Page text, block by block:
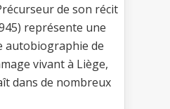
de son récit
représente une
autobiographie de
vivant à Liège,
dans de nombreux